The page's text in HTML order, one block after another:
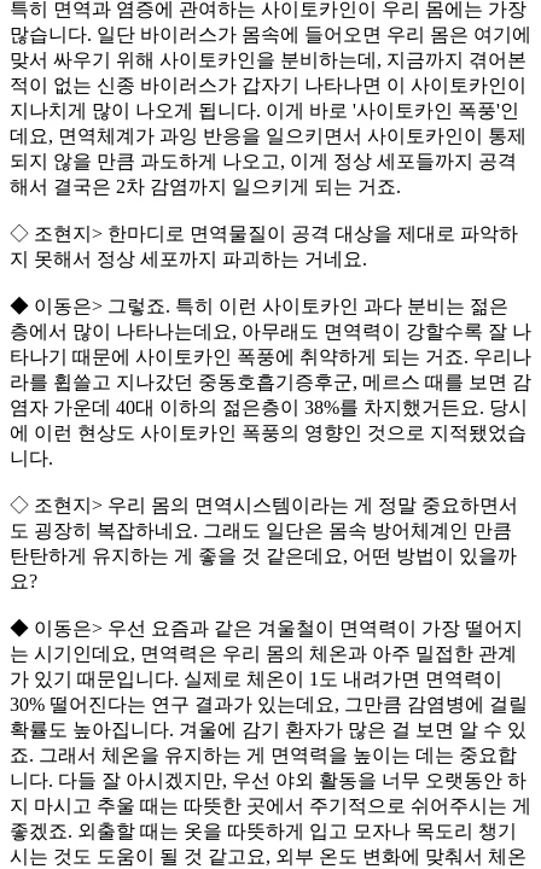
특히 면역과 염증에 관여하는 사이토카인이 우리 몸에는 가장
많습니다. 일단 바이러스가 몸속에 들어오면 우리 몸은 여기에
맞서 싸우기 위해 사이토카인을 분비하는데, 지금까지 겪어본
적이 없는 신종 바이러스가 갑자기 나타나면 이 사이토카인이
지나치게 많이 나오게 됩니다. 이게 바로 '사이토카인 폭풍'인
데요, 면역체계가 과잉 반응을 일으키면서 사이토카인이 통제
되지 않을 만큼 과도하게 나오고, 이게 정상 세포들까지 공격
해서 결국은 2차 감염까지 일으키게 되는 거죠.
◇ 조현지> 한마디로 면역물질이 공격 대상을 제대로 파악하
지 못해서 정상 세포까지 파괴하는 거네요.
◆ 이동은> 그렇죠. 특히 이런 사이토카인 과다 분비는 젊은
층에서 많이 나타나는데요, 아무래도 면역력이 강할수록 잘 나
타나기 때문에 사이토카인 폭풍에 취약하게 되는 거죠. 우리나
라를 휩쓸고 지나갔던 중동호흡기증후군, 메르스 때를 보면 감
염자 가운데 40대 이하의 젊은층이 38%를 차지했거든요. 당시
에 이런 현상도 사이토카인 폭풍의 영향인 것으로 지적됐었습
니다.
◇ 조현지> 우리 몸의 면역시스템이라는 게 정말 중요하면서
도 굉장히 복잡하네요. 그래도 일단은 몸속 방어체계인 만큼
탄탄하게 유지하는 게 좋을 것 같은데요, 어떤 방법이 있을까
요?
◆ 이동은> 우선 요즘과 같은 겨울철이 면역력이 가장 떨어지
는 시기인데요, 면역력은 우리 몸의 체온과 아주 밀접한 관계
가 있기 때문입니다. 실제로 체온이 1도 내려가면 면역력이
30% 떨어진다는 연구 결과가 있는데요, 그만큼 감염병에 걸릴
확률도 높아집니다. 겨울에 감기 환자가 많은 걸 보면 알 수 있
죠. 그래서 체온을 유지하는 게 면역력을 높이는 데는 중요합
니다. 다들 잘 아시겠지만, 우선 야외 활동을 너무 오랫동안 하
지 마시고 추울 때는 따뜻한 곳에서 주기적으로 쉬어주시는 게
좋겠죠. 외출할 때는 옷을 따뜻하게 입고 모자나 목도리 챙기
시는 것도 도움이 될 것 같고요, 외부 온도 변화에 맞춰서 체온